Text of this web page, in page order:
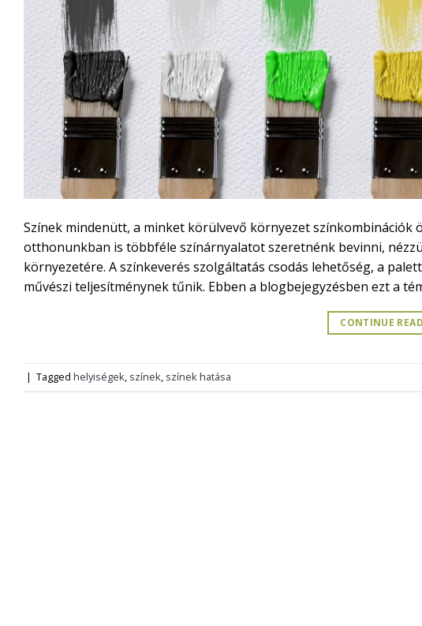
Színek mindenütt, a minket körülvevő környezet színkombinációk
otthonunkban is többféle színárnyalatot szeretnénk bevinni,
környezetére. A színkeverés szolgáltatás csodás lehetőség, a
művészi teljesítménynek tűnik. Ebben a blogbejegyzésben ezt a
CONTINUE
| Tagged helyiségek, színek, színek hatása